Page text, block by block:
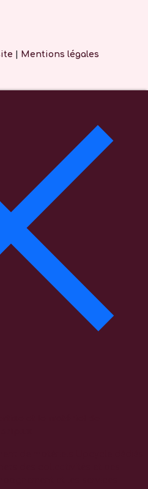
| Mentions légales